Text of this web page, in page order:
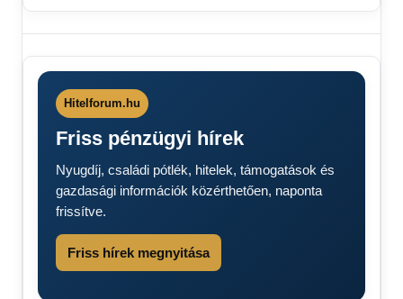
bevezetik
Adókedvezmények
Hitelforum.hu
Friss pénzügyi hírek
Nyugdíj, családi pótlék, hitelek, támogatások és
gazdasági információk közérthetően, naponta
frissítve.
Friss hírek megnyitása